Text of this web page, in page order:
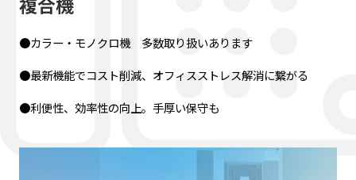
●カラー・モノクロ機 多数取り扱いあります
●最新機能でコスト削減、オフィスストレス解消に繋がる
●利便性、効率性の向上。手厚い保守も